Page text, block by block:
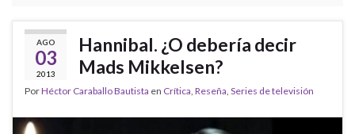
AGO
03
2013
Hannibal. ¿O debería decir
Mads Mikkelsen?
PorHéctor Caraballo Bautista en Crítica Reseña Series de televisión